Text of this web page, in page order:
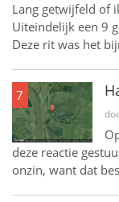
Lang getwijfeld of
Uiteindelijk een 9
Deze rit was het
7
deze reactie
onzin, want dat